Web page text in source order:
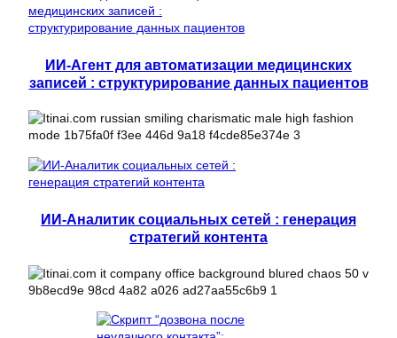
ИИ-Агент для автоматизации медицинских
записей : структурирование данных пациентов
ИИ-Аналитик социальных сетей : генерация
стратегий контента